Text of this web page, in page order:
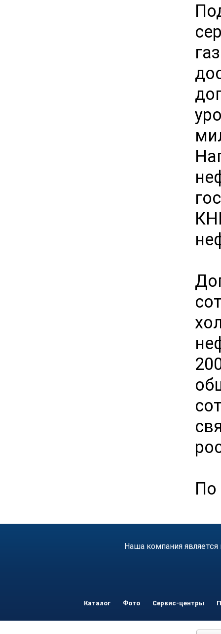
По
Наша компания
Каталог Фото Сервис-центры